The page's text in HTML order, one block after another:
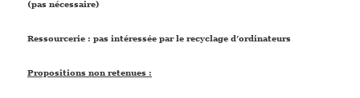
(pas nécessaire)
Ressourcerie : pas intéressée par le recyclage d’ordinateurs
Propositions non retenues :